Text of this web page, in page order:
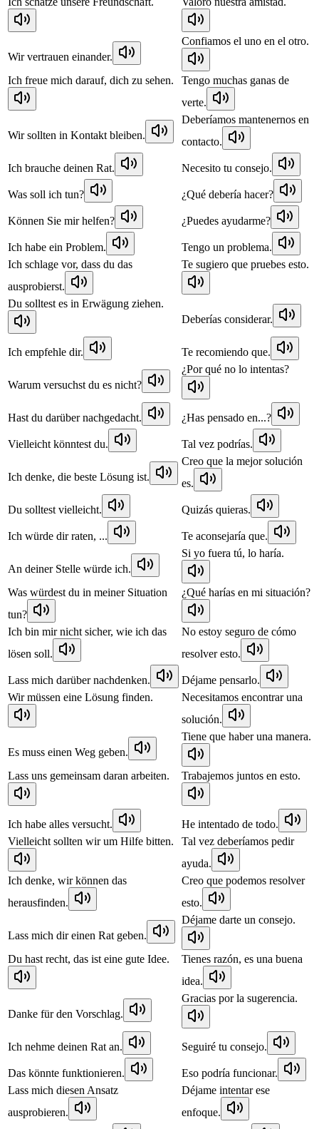
Wir vertrauen einander.
Confiamos el uno en el otro.
Ich freue mich darauf, dich zu sehen.
Tengo muchas ganas de
verte.
Wir sollten in Kontakt bleiben.
Deberíamos mantenernos en
contacto.
Ich brauche deinen Rat. Necesito tu consejo.
Was soll ich tun? ¿Qué debería hacer?
Können Sie mir helfen? ¿Puedes ayudarme?
Ich habe ein Problem.
Tengo un problema.
Ich schlage vor, dass du das
ausprobierst.
Te sugiero que pruebes esto.
Du solltest es in Erwägung ziehen.
Deberías considerar.
Ich empfehle dir. Te recomiendo que.
Warum versuchst du es nicht?
¿Por qué no lo intentas?
Hast du darüber nachgedacht. ¿Has pensado en...?
Vielleicht könntest du. Tal vez podrías.
Ich denke, die beste Lösung ist.
Creo que la mejor solución
es.
Du solltest vielleicht. Quizás quieras.
Ich würde dir raten, ... Te aconsejaría que.
An deiner Stelle würde ich.
Si yo fuera tú, lo haría.
Was würdest du in meiner Situation
tun?
¿Qué harías en mi situación?
Ich bin mir nicht sicher, wie ich das
lösen soll.
No estoy seguro de cómo
resolver esto.
Lass mich darüber nachdenken.
Déjame pensarlo.
Wir müssen eine Lösung finden.
Necesitamos encontrar una
solución.
Es muss einen Weg geben.
Tiene que haber una manera.
Lass uns gemeinsam daran arbeiten. Trabajemos juntos en esto.
Ich habe alles versucht.
He intentado de todo.
Vielleicht sollten wir um Hilfe bitten.
Tal vez deberíamos pedir
ayuda.
Ich denke, wir können das
herausfinden.
Creo que podemos resolver
esto.
Lass mich dir einen Rat geben.
Déjame darte un consejo.
Du hast recht, das ist eine gute Idee.
Tienes razón, es una buena
idea.
Danke für den Vorschlag.
Gracias por la sugerencia.
Ich nehme deinen Rat an. Seguiré tu consejo.
Das könnte funktionieren.
Eso podría funcionar.
Lass mich diesen Ansatz
ausprobieren.
Déjame intentar ese
enfoque.